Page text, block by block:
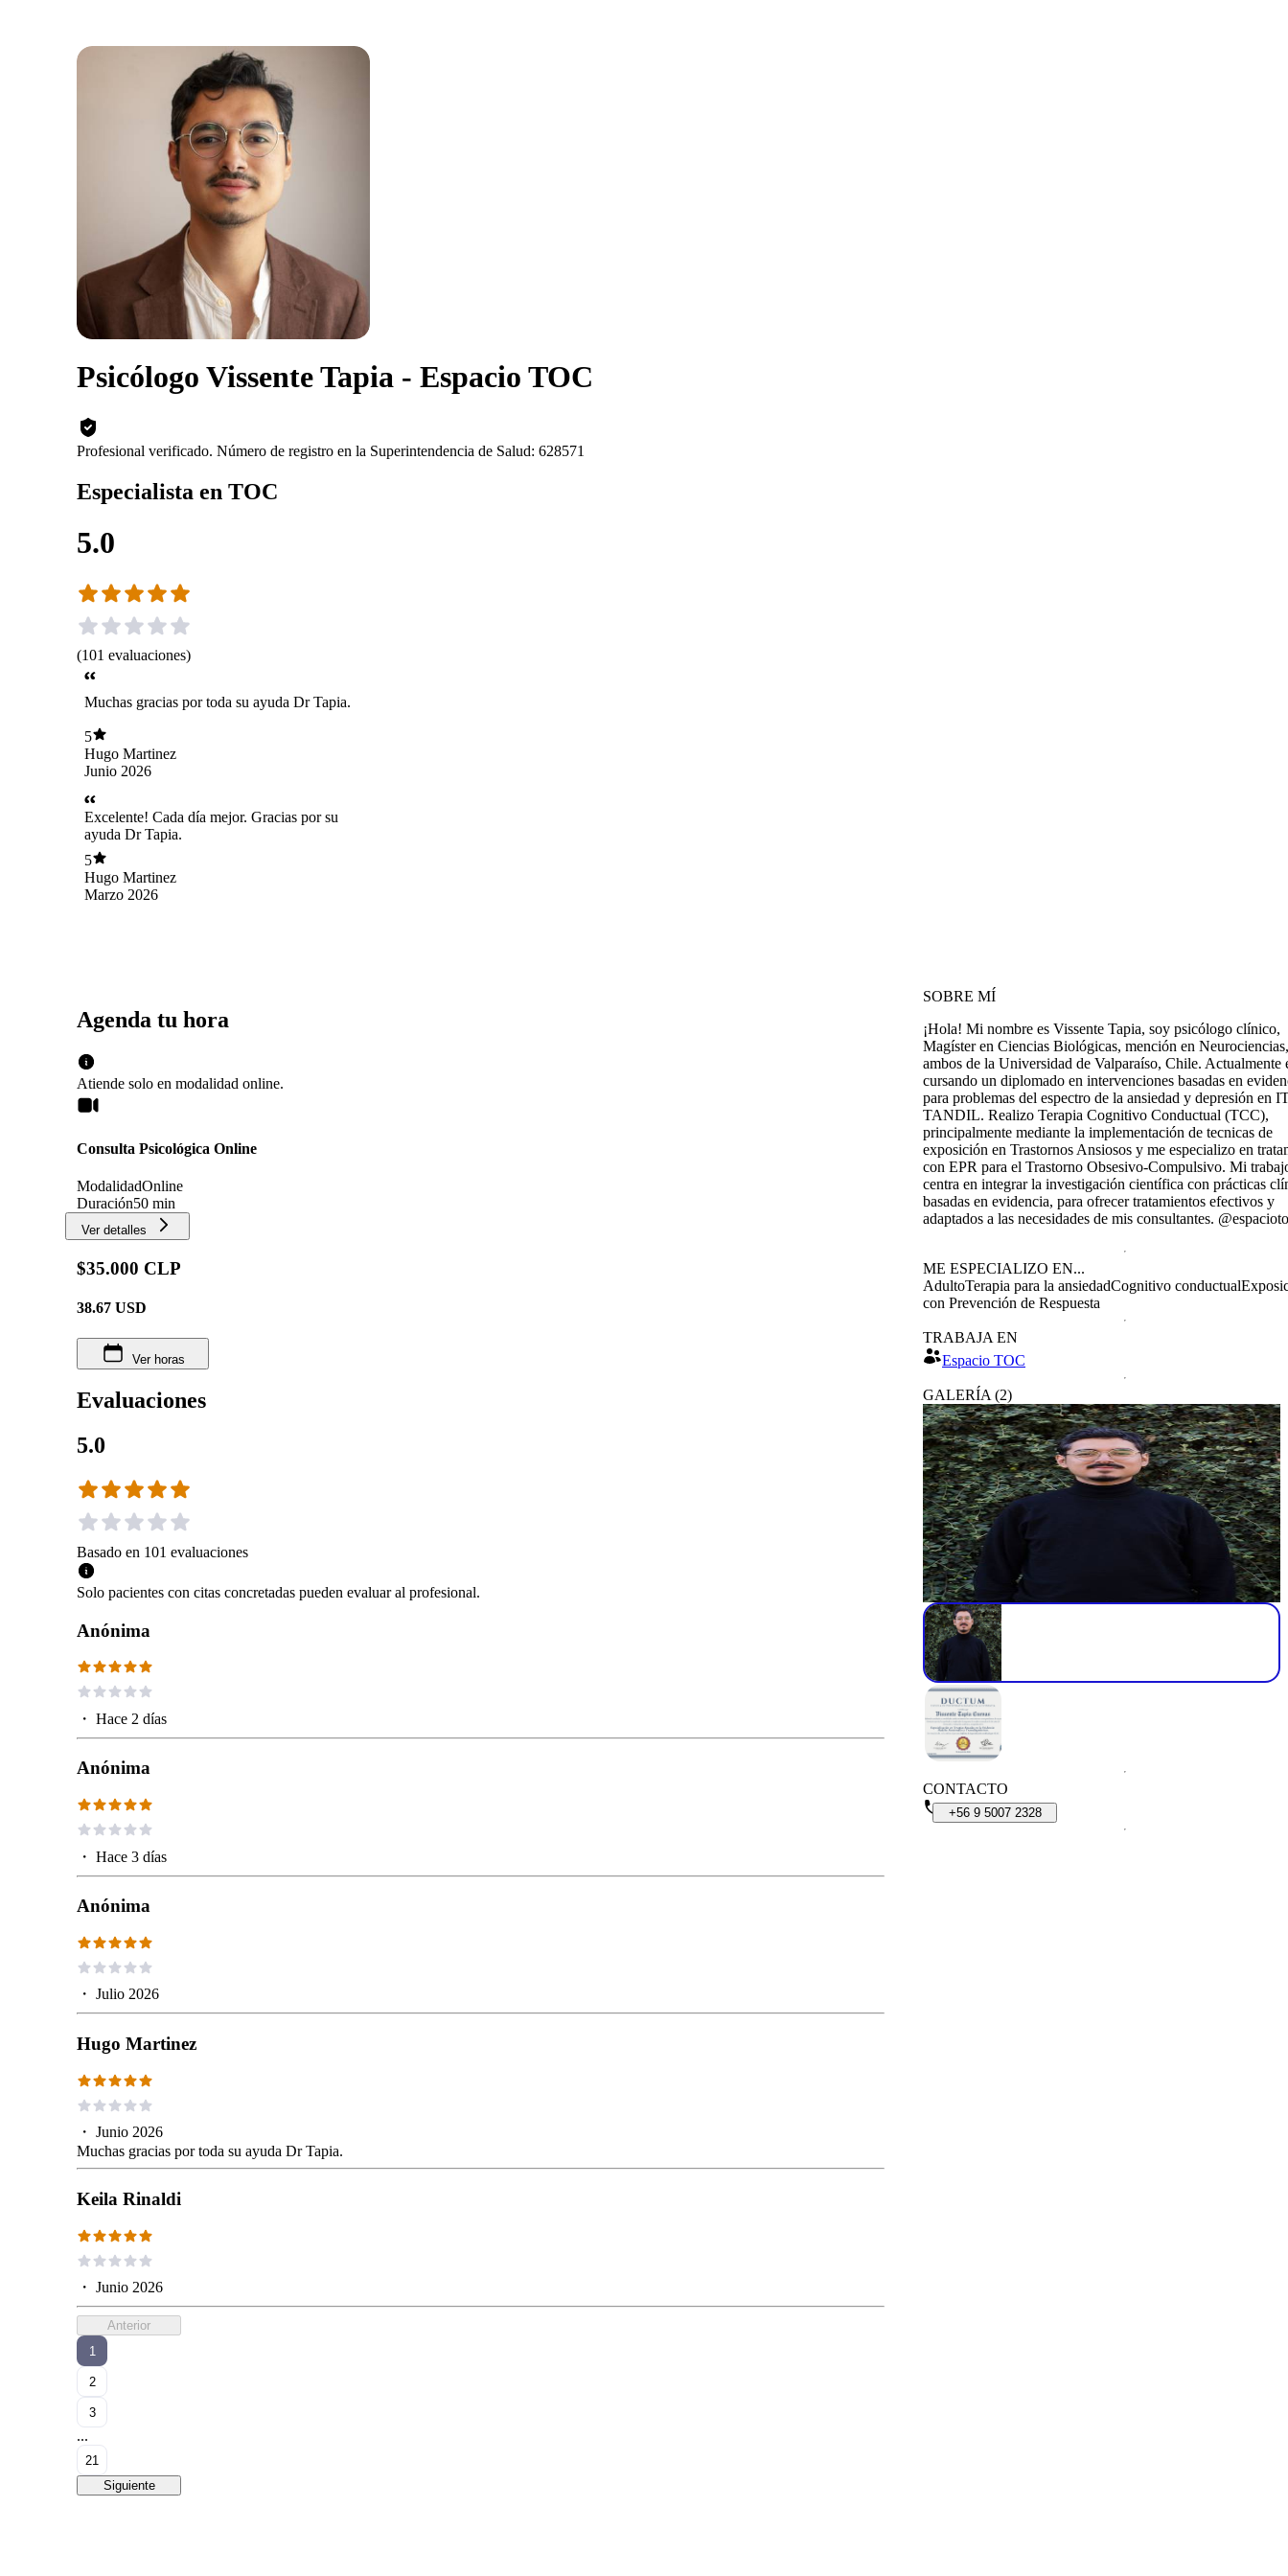
Psicólogo Vissente Tapia - Espacio TOC
Profesional verificado. Número de registro en la Superintendencia de Salud: 628571
Especialista en TOC
5.0
(101 evaluaciones)
Muchas gracias por toda su ayuda Dr Tapia.
5
Hugo Martinez
Junio 2026
Excelente! Cada día mejor. Gracias por su
ayuda Dr Tapia.
5
Hugo Martinez
Marzo 2026
Agenda tu hora
Atiende solo en modalidad online.
Consulta Psicológica Online
ModalidadOnline
Duración50 min
Ver detalles
$35.000 CLP
38.67 USD
Ver horas
Evaluaciones
5.0
Basado en 101 evaluaciones
Solo pacientes con citas concretadas pueden evaluar al profesional.
Anónima
・ Hace 2 días
Anónima
・ Hace 3 días
Anónima
・ Julio 2026
Hugo Martinez
・ Junio 2026
Muchas gracias por toda su ayuda Dr Tapia.
Keila Rinaldi
・ Junio 2026
Anterior
1
2
3
...
21
Siguiente
SOBRE MÍ
¡Hola! Mi nombre es Vissente Tapia, soy psicólogo clínico,
Magíster en Ciencias Biológicas, mención en Neurociencias,
ambos de la Universidad de Valparaíso, Chile. Actualmente
cursando un diplomado en intervenciones basadas en
para problemas del espectro de la ansiedad y depresión en
TANDIL. Realizo Terapia Cognitivo Conductual (TCC),
principalmente mediante la implementación de tecnicas de
exposición en Trastornos Ansiosos y me especializo en
con EPR para el Trastorno Obsesivo-Compulsivo. Mi
centra en integrar la investigación científica con prácticas
basadas en evidencia, para ofrecer tratamientos efectivos y
adaptados a las necesidades de mis consultantes.
ME ESPECIALIZO EN...
AdultoTerapia para la ansiedadCognitivo conductual
con Prevención de Respuesta
TRABAJA EN
Espacio TOC
GALERÍA (2)
CONTACTO
+56 9 5007 2328